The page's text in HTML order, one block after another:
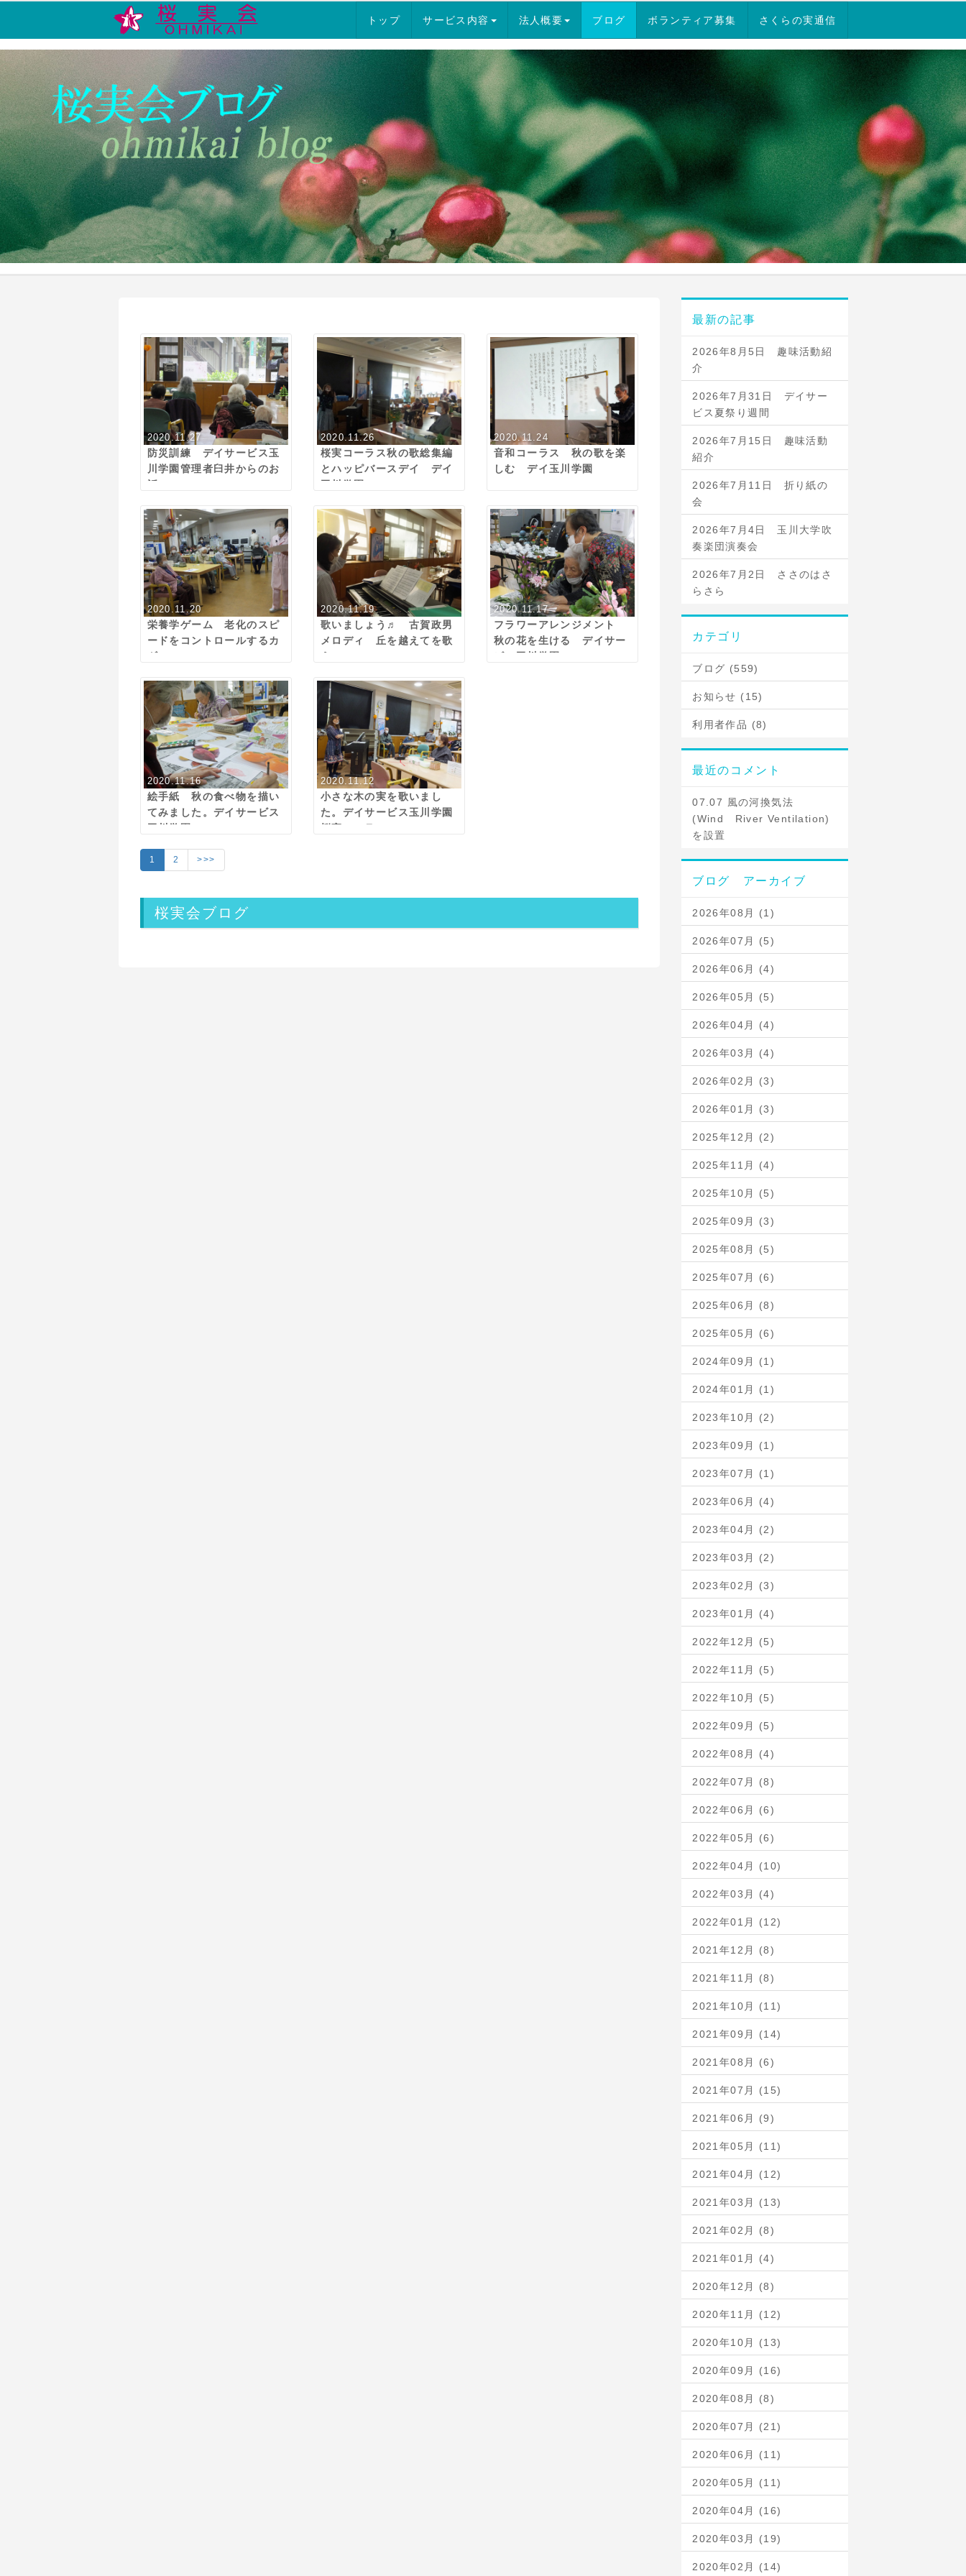
トップ サービス内容 法人概要 ブログ ボランティア募集 さくらの実通信
2020.11.27
防災訓練 デイサービス玉
川学園管理者臼井からのお
話
2020.11.26
桜実コーラス秋の歌総集編
とハッピバースデイ デイ
玉川学園
2020.11.24
音和コーラス 秋の歌を楽
しむ デイ玉川学園
2020.11.20
栄養学ゲーム 老化のスピ
ードをコントロールするカ
ギ
2020.11.19
歌いましょう♬ 古賀政男
メロディ 丘を越えてを歌
う。
2020.11.17
フラワーアレンジメント
秋の花を生ける デイサー
ビス玉川学園
2020.11.16
絵手紙 秋の食べ物を描い
てみました。デイサービス
玉川学園
2020.11.12
小さな木の実を歌いまし
た。デイサービス玉川学園
桜実コーラス
1 2 >>>
桜実会ブログ
最新の記事
2026年8月5日 趣味活動紹
介
2026年7月31日 デイサー
ビス夏祭り週間
2026年7月15日 趣味活動
紹介
2026年7月11日 折り紙の
会
2026年7月4日 玉川大学吹
奏楽団演奏会
2026年7月2日 ささのはさ
らさら
カテゴリ
ブログ (559)
お知らせ (15)
利用者作品 (8)
最近のコメント
07.07 風の河換気法
(Wind River Ventilation)
を設置
ブログ アーカイブ
2026年08月 (1)
2026年07月 (5)
2026年06月 (4)
2026年05月 (5)
2026年04月 (4)
2026年03月 (4)
2026年02月 (3)
2026年01月 (3)
2025年12月 (2)
2025年11月 (4)
2025年10月 (5)
2025年09月 (3)
2025年08月 (5)
2025年07月 (6)
2025年06月 (8)
2025年05月 (6)
2024年09月 (1)
2024年01月 (1)
2023年10月 (2)
2023年09月 (1)
2023年07月 (1)
2023年06月 (4)
2023年04月 (2)
2023年03月 (2)
2023年02月 (3)
2023年01月 (4)
2022年12月 (5)
2022年11月 (5)
2022年10月 (5)
2022年09月 (5)
2022年08月 (4)
2022年07月 (8)
2022年06月 (6)
2022年05月 (6)
2022年04月 (10)
2022年03月 (4)
2022年01月 (12)
2021年12月 (8)
2021年11月 (8)
2021年10月 (11)
2021年09月 (14)
2021年08月 (6)
2021年07月 (15)
2021年06月 (9)
2021年05月 (11)
2021年04月 (12)
2021年03月 (13)
2021年02月 (8)
2021年01月 (4)
2020年12月 (8)
2020年11月 (12)
2020年10月 (13)
2020年09月 (16)
2020年08月 (8)
2020年07月 (21)
2020年06月 (11)
2020年05月 (11)
2020年04月 (16)
2020年03月 (19)
2020年02月 (14)